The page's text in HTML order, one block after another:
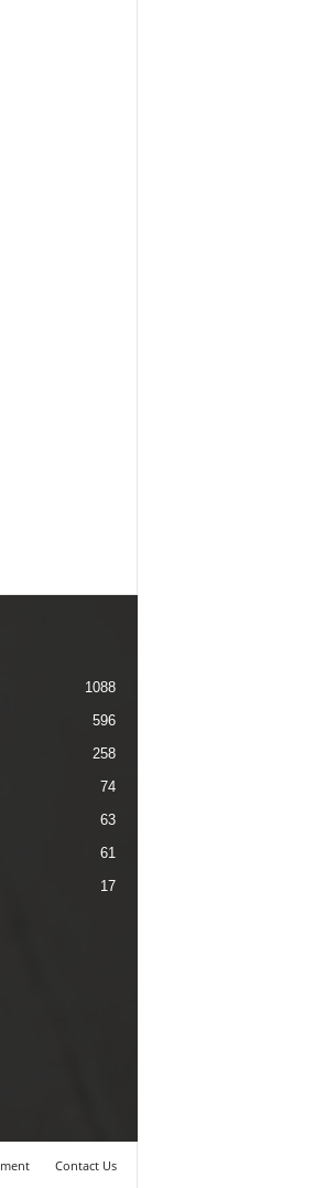
1088
596
258
74
63
61
17
Contact Us